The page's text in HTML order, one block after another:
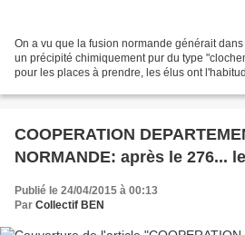
On a vu que la fusion normande générait
un précipité chimiquement pur du type
pour les places à prendre, les élus ont
COOPERATION
NORMANDE: après le 276...
Publié le 24/04/2015 à 00:13
Par Collectif BEN